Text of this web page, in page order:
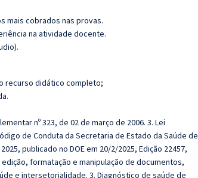
mais cobrados nas provas.
na atividade docente.
recurso didático completo;
nº 323, de 02 de março de 2006. 3. Lei
de Conduta da Secretaria de Estado da Saúde de
publicado no DOE em 20/2/2025, Edição 22457,
formatação e manipulação de documentos,
e intersetorialidade. 3. Diagnóstico de saúde de